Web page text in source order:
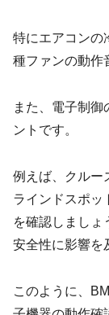
特にエアコンの
種ファンの動作
また、電子制御
ントです。
例えば、クルー
ラインドスポッ
を確認しましょ
安全性に影響を
このように、